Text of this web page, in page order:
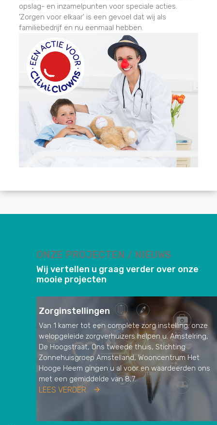
opslag- en inzamelpunten voor speciale acties.
'Zorgen voor elkaar' is een gevoel dat wij als
familiebedrijf en nu eenmaal hebben.
ONZE PROJECTEN / NIEUWS
Wij vertellen u graag verder over onze
mooie projecten
Zorginstellingen
Van 1 kamer tot een complete zorg instelling; onze
welopgeleide zorgverhuizers helpen u. Amstelring,
De Hoogstraat, Ons tweede thuis, Stichting
Zonnehuisgroep Amstelland, Wooncentrum Het
Hooge Heem gingen u al voor en waardeerden ons
met een gemiddelde van 8,7.
LEES VERDER